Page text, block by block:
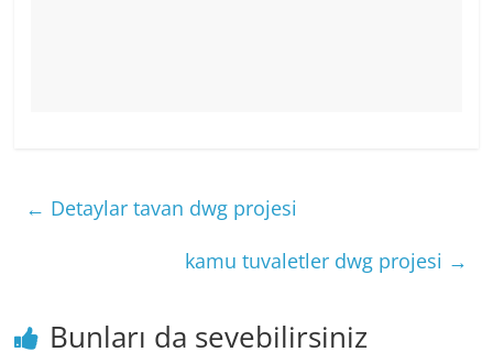
← Detaylar tavan dwg projesi
kamu tuvaletler dwg projesi →
Bunları da sevebilirsiniz